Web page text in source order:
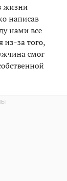
жизни
написав
нами все
из-за того,
смог